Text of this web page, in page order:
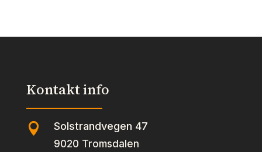
Kontakt info
 Solstrandvegen 47
9020 Tromsdalen